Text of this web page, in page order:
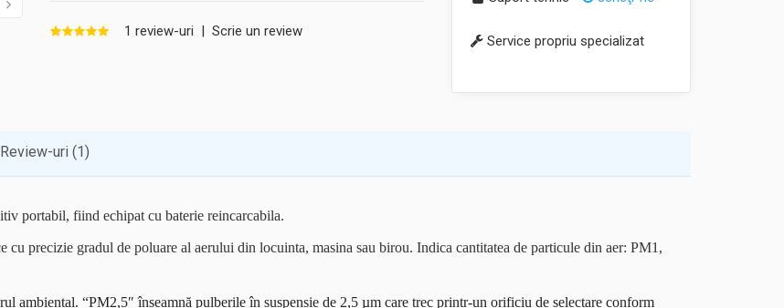
1 review-uri | Scrie un review
Service propriu specializat
Review-uri (1)
portabil, fiind echipat cu baterie reincarcabila.
precizie gradul de poluare al aerului din locuinta, masina sau birou. Indica cantitatea de particule din aer: PM1,
ambiental. “PM2,5″ înseamnă pulberile în suspensie de 2,5 µm care trec printr-un orificiu de selectare conform